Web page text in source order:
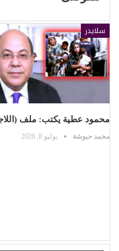
سلايدر
محمود عطية يكتب: ملف
محمد حبوشة يوليو 8, 2026